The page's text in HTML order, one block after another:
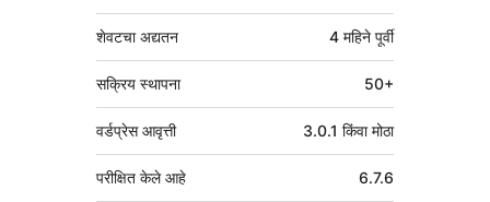
शेवटचा अद्यतन 4 महिने पूर्वी
सक्रिय स्थापना 50+
वर्डप्रेस आवृत्ती 3.0.1 किंवा मोठा
परीक्षित केले आहे 6.7.6